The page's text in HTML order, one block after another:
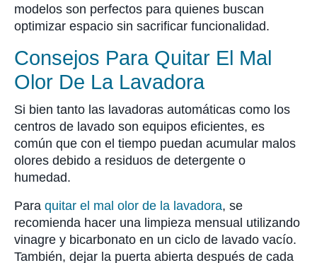
modelos son perfectos para quienes buscan
optimizar espacio sin sacrificar funcionalidad.
Consejos Para Quitar El Mal
Olor De La Lavadora
Si bien tanto las lavadoras automáticas como los
centros de lavado son equipos eficientes, es
común que con el tiempo puedan acumular malos
olores debido a residuos de detergente o
humedad.
Para quitar el mal olor de la lavadora, se
recomienda hacer una limpieza mensual utilizando
vinagre y bicarbonato en un ciclo de lavado vacío.
También, dejar la puerta abierta después de cada